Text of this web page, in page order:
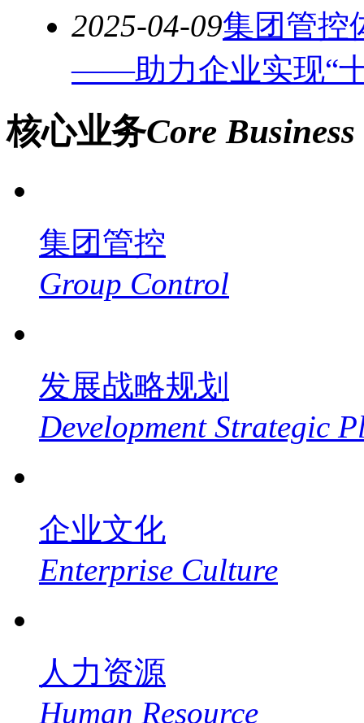
2025-04-09集团管控
——助力企业实现“
核心业务Core Business
集团管控
Group Control
发展战略规划
Development Strategic
企业文化
Enterprise Culture
人力资源
Human Resource